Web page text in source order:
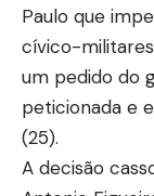
Paulo que
cívico-
um pedido do
peticionada e
(25).
A decisão